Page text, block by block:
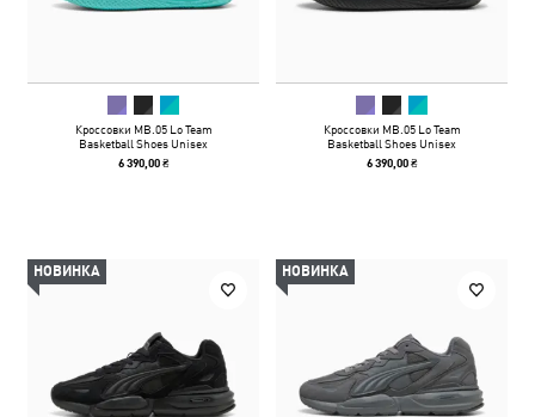
Кроссовки MB.05 Lo Team
Basketball Shoes Unisex
6 390,00 ₴
Кроссовки MB.05 Lo Team
Basketball Shoes Unisex
6 390,00 ₴
НОВИНКА НОВИНКА